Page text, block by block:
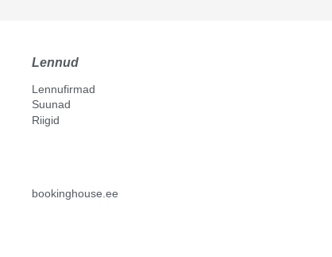
Lennud
Lennufirmad
Suunad
Riigid
bookinghouse.ee